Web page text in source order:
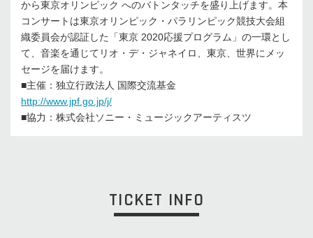
から東京オリンピック へのバトンタッチを盛り上げます。本
コンサートは東京オリンピック・パラリンピック競技大会組
織委員会が認証した「東京 2020応援プログラム」の一環とし
て、音楽を通じてリオ・デ・ジャネイロ、東京、世界にメッ
セージを届けます。
■主催：独立行政法人 国際交流基金
http://www.jpf.go.jp/j/
■協力：株式会社ソニー・ミュージックアーティスツ
TICKET INFO